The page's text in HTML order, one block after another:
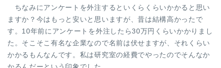
ちなみにアンケートを外注するといくらくらいかかると思い
ますか？今はもっと安いと思いますが、昔は結構高かったで
す。10年前にアンケートを外注したら30万円くらいかかりまし
た。そこそこ有名な企業なので名前は伏せますが、それくらい
かかるもんなんです。私は研究室の経費でやったのでそんなか